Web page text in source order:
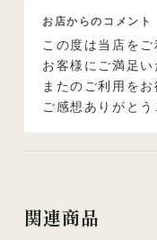
お店からのコメント
この度は当店を
お客様にご満足い
またのご利用をお
ご感想ありがとう
関連商品